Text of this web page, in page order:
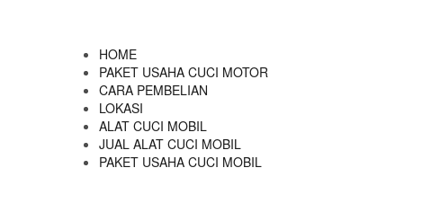
HOME
PAKET USAHA CUCI MOTOR
CARA PEMBELIAN
LOKASI
ALAT CUCI MOBIL
JUAL ALAT CUCI MOBIL
PAKET USAHA CUCI MOBIL